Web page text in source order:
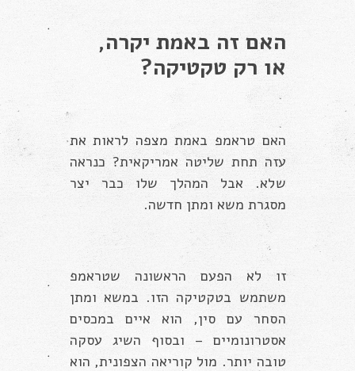
האם זה באמת יקרה,
או רק טקטיקה?
האם טראמפ באמת מצפה לראות את
עזה תחת שליטה אמריקאית? כנראה
שלא. אבל המהלך שלו כבר יצר
מסגרת משא ומתן חדשה.
זו לא הפעם הראשונה שטראמפ
משתמש בטקטיקה הזו. במשא ומתן
הסחר עם סין, הוא איים במכסים
אסטרונומיים – ובסוף השיג עסקה
טובה יותר. מול קוריאה הצפונית, הוא